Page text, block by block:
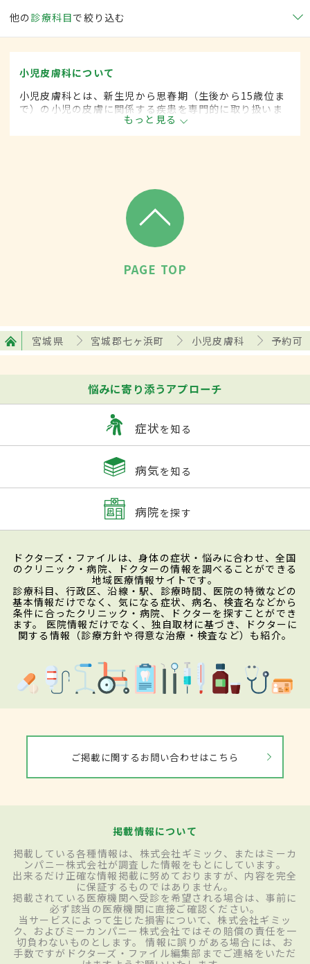
他の 診療科目で絞り込む
小児皮膚科について
小児皮膚科とは、新生児から思春期（生後から15歳位ま
で）の小児の皮膚に関係する疾患を専門的に取り扱いま
もっと見る
PAGE TOP
宮城県 宮城郡七ヶ浜町 小児皮膚科 予約可
悩みに寄り添うアプローチ
症状を知る
病気を知る
病院を探す
ドクターズ・ファイルは、身体の症状・悩みに合わせ、全国
のクリニック・病院、ドクターの情報を調べることができる
地域医療情報サイトです。
診療科目、行政区、沿線・駅、診療時間、医院の特徴などの
基本情報だけでなく、気になる症状、病名、検査名などから
条件に合ったクリニック・病院、ドクターを探すことができ
ます。 医院情報だけでなく、独自取材に基づき、ドクターに
関する情報（診療方針や得意な治療・検査など）も紹介。
ご掲載に関するお問い合わせはこちら
掲載情報について
掲載している各種情報は、株式会社ギミック、またはミーカ
ンパニー株式会社が調査した情報をもとにしています。
出来るだけ正確な情報掲載に努めておりますが、内容を完全
に保証するものではありません。
掲載されている医療機関へ受診を希望される場合は、事前に
必ず該当の医療機関に直接ご確認ください。
当サービスによって生じた損害について、株式会社ギミッ
ク、およびミーカンパニー株式会社ではその賠償の責任を一
切負わないものとします。 情報に誤りがある場合には、お
手数ですがドクターズ・ファイル編集部までご連絡をいただ